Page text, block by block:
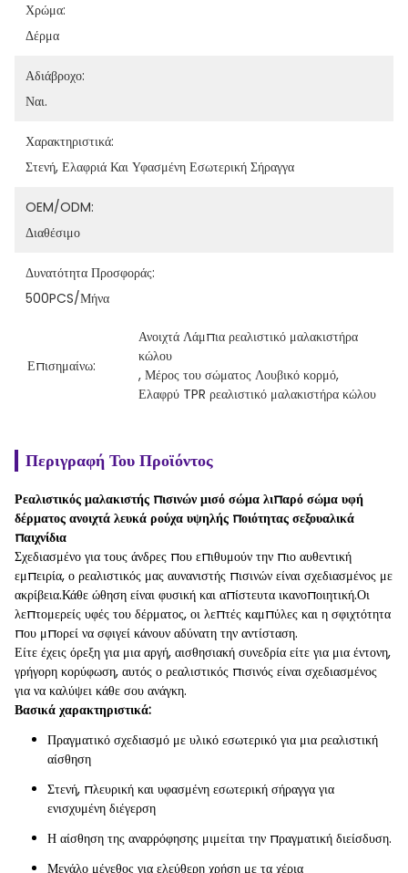
Χρώμα:
Δέρμα
Αδιάβροχο:
Ναι.
Χαρακτηριστικά:
Στενή, Ελαφριά Και Υφασμένη Εσωτερική Σήραγγα
OEM/ODM:
Διαθέσιμο
Δυνατότητα Προσφοράς:
500PCS/μήνα
Επισημαίνω:
Ανοιχτά Λάμπια ρεαλιστικό μαλακιστήρα
κώλου
, Μέρος του σώματος Λουβικό κορμό,
Ελαφρύ TPR ρεαλιστικό μαλακιστήρα κώλου
Περιγραφή Του Προϊόντος
Ρεαλιστικός μαλακιστής πισινών μισό σώμα λιπαρό σώμα υφή
δέρματος ανοιχτά λευκά ρούχα υψηλής ποιότητας σεξουαλικά
παιχνίδια
Σχεδιασμένο για τους άνδρες που επιθυμούν την πιο αυθεντική
εμπειρία, ο ρεαλιστικός μας αυνανιστής πισινών είναι σχεδιασμένος με
ακρίβεια.Κάθε ώθηση είναι φυσική και απίστευτα ικανοποιητική.Οι
λεπτομερείς υφές του δέρματος, οι λεπτές καμπύλες και η σφιχτότητα
που μπορεί να σφιγεί κάνουν αδύνατη την αντίσταση.
Είτε έχεις όρεξη για μια αργή, αισθησιακή συνεδρία είτε για μια έντονη,
γρήγορη κορύφωση, αυτός ο ρεαλιστικός πισινός είναι σχεδιασμένος
για να καλύψει κάθε σου ανάγκη.
Βασικά χαρακτηριστικά:
Πραγματικό σχεδιασμό με υλικό εσωτερικό για μια ρεαλιστική
αίσθηση
Στενή, πλευρική και υφασμένη εσωτερική σήραγγα για
ενισχυμένη διέγερση
Η αίσθηση της αναρρόφησης μιμείται την πραγματική διείσδυση.
Μεγάλο μέγεθος για ελεύθερη χρήση με τα χέρια